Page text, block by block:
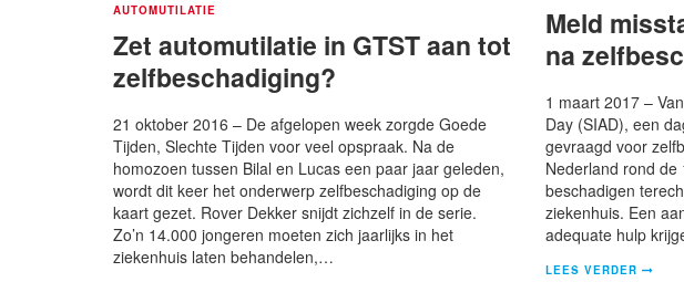
Meld
na
1 maart 2017 –
Day (SIAD), een
gevraagd voor
Nederland rond
beschadigen
ziekenhuis. Een
adequate hulp
LEES VERDER
AUTOMUTILATIE
Zet automutilatie in GTST aan tot
zelfbeschadiging?
21 oktober 2016 – De afgelopen week zorgde Goede
Tijden, Slechte Tijden voor veel opspraak. Na de
homozoen tussen Bilal en Lucas een paar jaar geleden,
wordt dit keer het onderwerp zelfbeschadiging op de
kaart gezet. Rover Dekker snijdt zichzelf in de serie.
Zo’n 14.000 jongeren moeten zich jaarlijks in het
ziekenhuis laten behandelen,…